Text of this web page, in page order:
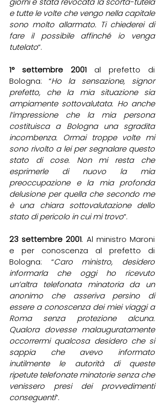
e tutte le volte che vengo nella capitale
sono molto allarmato. Ti chiederei di
fare il possibile affinché io venga
tutelato”.
1° settembre 2001 al prefetto di
Bologna: “Ho la sensazione, signor
prefetto, che la mia situazione sia
ampiamente sottovalutata. Ho anche
l’impressione che la mia persona
costituisca a Bologna una sgradita
incombenza. Ormai troppe volte mi
sono rivolto a lei per segnalare questo
stato di cose. Non mi resta che
esprimerle di nuovo la mia
preoccupazione e la mia profonda
delusione per quella che secondo me
è una chiara sottovalutazione dello
stato di pericolo in cui mi trovo”.
23 settembre 2001. Al ministro Maroni
e per conoscenza al prefetto di
Bologna: “Caro ministro, desidero
informarla che oggi ho ricevuto
un’altra telefonata minatoria da un
anonimo che asseriva persino di
essere a conoscenza dei miei viaggi a
Roma senza protezione alcuna.
Qualora dovesse malauguratamente
occorrermi qualcosa desidero che si
sappia che avevo informato
inutilmente le autorità di queste
ripetute telefonate minatorie senza che
venissero presi dei provvedimenti
conseguenti”.